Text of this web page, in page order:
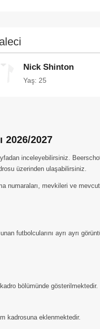
Nick Shinton
Yaş: 25
2026/2027
inceleyebilirsiniz.
üzerinden ulaşabilirsiniz.
numaraları, mevkileri ve
futbolcularını ayrı ayrı
bölümünde gösterilmektedir.
kadrosuna eklenmektedir.